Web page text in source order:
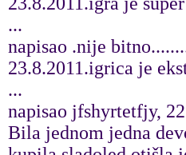
...
napisao .nije
23.8.2011.igrica je
...
napisao jfshyrtetfjy,
Bila jednom jedna